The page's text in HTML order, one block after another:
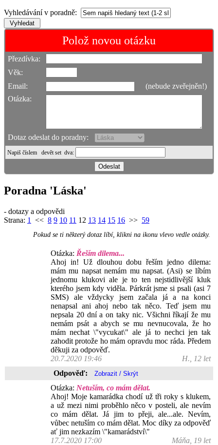
Vyhledávání v poradně:
Polož novou otázku
Přezdívka:
Věk:
Email:
(nebude zveřejněn!)
Otázka:
Dotaz odeslat do poradny:
Napiš číslem devět set dva:
Poradna 'Láska'
- dotazy a odpovědi
Strana: 1 << 8 9 10 11 12 13 14 15 16 >> 59
Pokud se ti některý dotaz líbí, klikni na ikonu vlevo vedle otázky.
Otázka: Řeším dilema...
Ahoj in! Už dlouhou dobu řeším jedno dilema:
mám mu napsat nemám mu napsat. (Asi) se líbím
jednomu klukovi ale je to ten nejstidlivější kluk
kterého jsem kdy viděla. Párkrát jsme si psali (asi 7
SMS) ale vždycky jsem začala já a na konci
nenapsal ani ahoj nebo tak něco. Teď jsem mu
nepsala 20 dní a on taky nic. Všichni říkají že mu
nemám psát a abych se mu nevnucovala, že ho
mám nechat \"vycukat\" ale já to nechci jen tak
zahodit protože ho mám opravdu moc ráda. Předem
děkuji za odpověď.
20.7.2020 19:46
H., 12 let
Odpověď:
Otázka: Netuším, co mám dělat.
Ahoj! Moje kamarádka chodí už tři roky s klukem,
a už mezi nimi proběhlo něco v posteli, ale nevím
co mám dělat. Já jim to přeji, ale...ale. Nevím,
vůbec netuším co mám dělat. Moc díky za odpověď
ať jim nezkazím \"kamarádství\"
17.7.2020 17:00
Máňa, 19 let